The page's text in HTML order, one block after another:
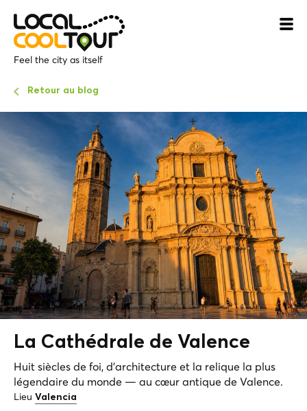
Feel the city as itself
Retour au blog
La Cathédrale de Valence
Huit siècles de foi, d'architecture et la relique la plus
légendaire du monde — au cœur antique de Valence.
Lieu Valencia